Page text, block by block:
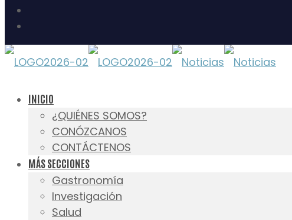
INICIO
¿QUIÉNES SOMOS?
CONÓZCANOS
CONTÁCTENOS
MÁS SECCIONES
Gastronomía
Investigación
Salud